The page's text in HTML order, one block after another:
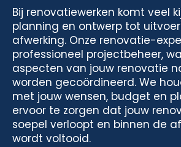
Bij renovatiewerken komt veel
planning en ontwerp tot
afwerking. Onze renovatie-
professioneel projectbeheer,
aspecten van jouw renovatie
worden gecoördineerd. We
met jouw wensen, budget en
ervoor te zorgen dat jouw
soepel verloopt en binnen de
wordt voltooid.